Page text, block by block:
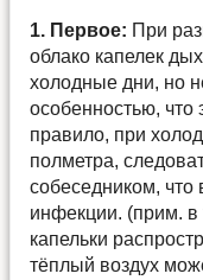
1. Первое: При
облако капелек
холодные дни, но
особенностью, что
правило, при
полметра,
собеседником, что
инфекции. (прим. в
капельки
тёплый воздух